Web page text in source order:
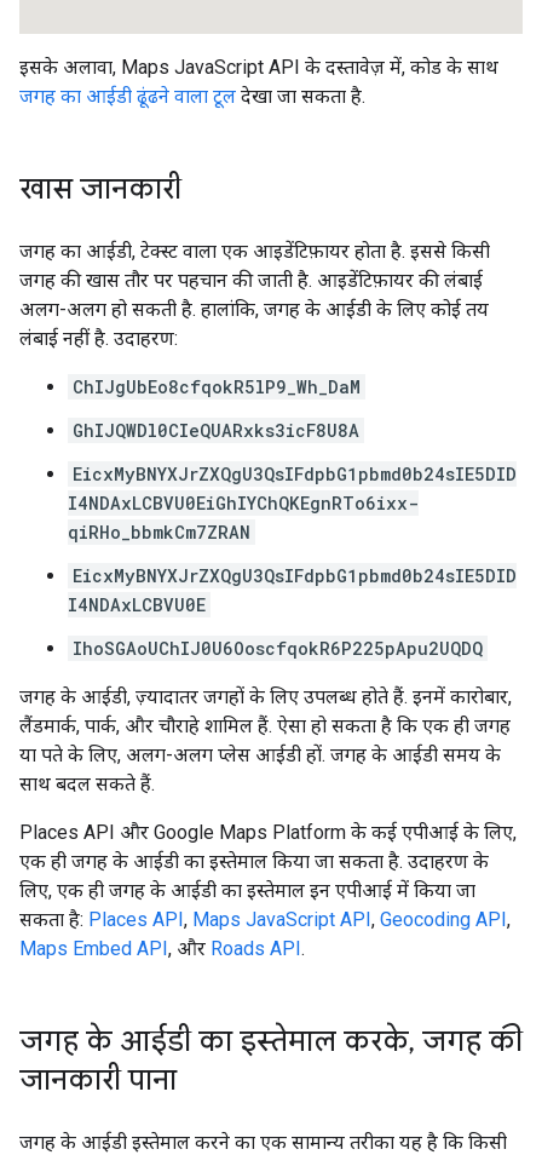
इसके अलावा, Maps JavaScript API के दस्तावेज़ में, कोड के साथ
जगह का आईडी ढूंढने वाला टूल देखा जा सकता है.
खास जानकारी
जगह का आईडी, टेक्स्ट वाला एक आइडेंटिफ़ायर होता है. इससे किसी
जगह की खास तौर पर पहचान की जाती है. आइडेंटिफ़ायर की लंबाई
अलग-अलग हो सकती है. हालांकि, जगह के आईडी के लिए कोई तय
लंबाई नहीं है. उदाहरण:
ChIJgUbEo8cfqokR5lP9_Wh_DaM
GhIJQWDl0CIeQUARxks3icF8U8A
EicxMyBNYXJrZXQgU3QsIFdpbG1pbmd0b24sIE5DID
I4NDAxLCBVU0EiGhIYChQKEgnRTo6ixx-
qiRHo_bbmkCm7ZRAN
EicxMyBNYXJrZXQgU3QsIFdpbG1pbmd0b24sIE5DID
I4NDAxLCBVU0E
IhoSGAoUChIJ0U6OoscfqokR6P225pApu2UQDQ
जगह के आईडी, ज़्यादातर जगहों के लिए उपलब्ध होते हैं. इनमें कारोबार,
लैंडमार्क, पार्क, और चौराहे शामिल हैं. ऐसा हो सकता है कि एक ही जगह
या पते के लिए, अलग-अलग प्लेस आईडी हों. जगह के आईडी समय के
साथ बदल सकते हैं.
Places API और Google Maps Platform के कई एपीआई के लिए,
एक ही जगह के आईडी का इस्तेमाल किया जा सकता है. उदाहरण के
लिए, एक ही जगह के आईडी का इस्तेमाल इन एपीआई में किया जा
सकता है: Places API, Maps JavaScript API, Geocoding API,
Maps Embed API, और Roads API.
जगह के आईडी का इस्तेमाल करके, जगह की
जानकारी पाना
जगह के आईडी इस्तेमाल करने का एक सामान्य तरीका यह है कि किसी